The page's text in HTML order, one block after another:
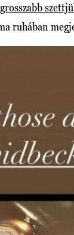
ruhában